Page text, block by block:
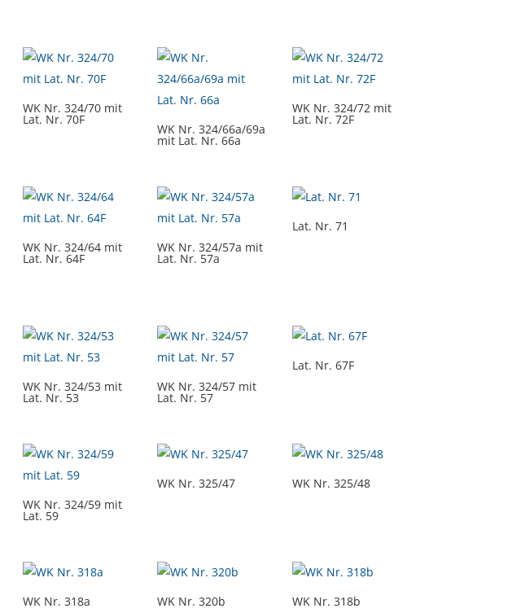
WK Nr. 324/70 mit
Lat. Nr. 70F
WK Nr. 324/66a/69a
mit Lat. Nr. 66a
WK Nr. 324/72 mit
Lat. Nr. 72F
WK Nr. 324/64 mit
Lat. Nr. 64F
WK Nr. 324/57a mit
Lat. Nr. 57a
Lat. Nr. 71
WK Nr. 324/53 mit
Lat. Nr. 53
WK Nr. 324/57 mit
Lat. Nr. 57
Lat. Nr. 67F
WK Nr. 324/59 mit
Lat. 59
WK Nr. 325/47 WK Nr. 325/48
WK Nr. 318a WK Nr. 320b WK Nr. 318b